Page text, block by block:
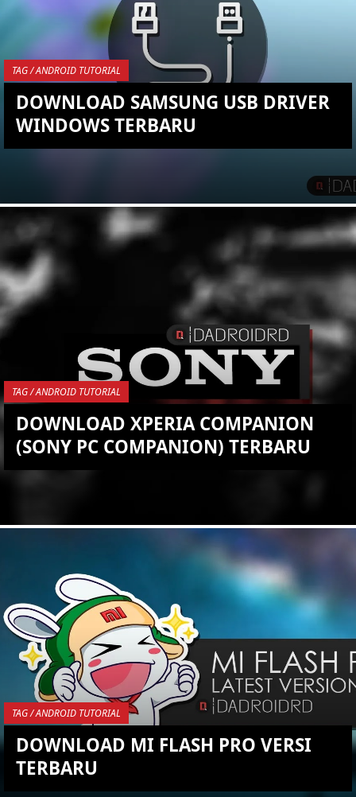
YOU ARE VIEWING MOST
TAG / ANDROID TUTORIAL
DOWNLOAD SAMSUNG USB DRIVER
WINDOWS TERBARU
KEMBALI KE ATAS
YOU ARE VIEWING MOST
RECENT POST
TAG / ANDROID TUTORIAL
DOWNLOAD XPERIA COMPANION
(SONY PC COMPANION) TERBARU
KEMBALI KE ATAS
YOU ARE VIEWING MOST
RECENT POST
TAG / ANDROID TUTORIAL
DOWNLOAD MI FLASH PRO VERSI
TERBARU